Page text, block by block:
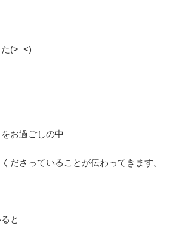
(>_<)
お過ごしの中
ださっていることが伝わってきます。
と